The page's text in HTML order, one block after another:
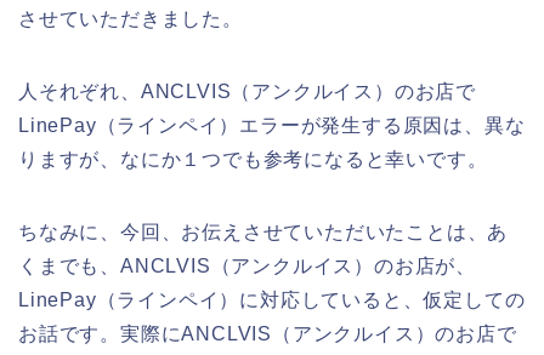
させていただきました。
人それぞれ、ANCLVIS（アンクルイス）のお店で
LinePay（ラインペイ）エラーが発生する原因は、異な
りますが、なにか１つでも参考になると幸いです。
ちなみに、今回、お伝えさせていただいたことは、あ
くまでも、ANCLVIS（アンクルイス）のお店が、
LinePay（ラインペイ）に対応していると、仮定しての
お話です。実際にANCLVIS（アンクルイス）のお店で